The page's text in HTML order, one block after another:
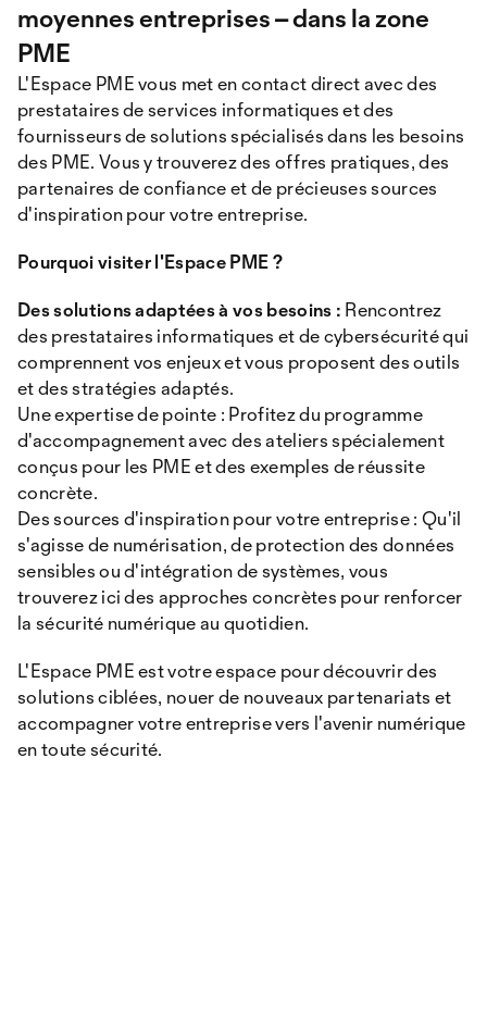
moyennes entreprises – dans la zone
PME
L'Espace PME vous met en contact direct avec des
prestataires de services informatiques et des
fournisseurs de solutions spécialisés dans les besoins
des PME. Vous y trouverez des offres pratiques, des
partenaires de confiance et de précieuses sources
d'inspiration pour votre entreprise.
Pourquoi visiter l'Espace PME ?
Des solutions adaptées à vos besoins : Rencontrez
des prestataires informatiques et de cybersécurité qui
comprennent vos enjeux et vous proposent des outils
et des stratégies adaptés.
Une expertise de pointe : Profitez du programme
d'accompagnement avec des ateliers spécialement
conçus pour les PME et des exemples de réussite
concrète.
Des sources d'inspiration pour votre entreprise : Qu'il
s'agisse de numérisation, de protection des données
sensibles ou d'intégration de systèmes, vous
trouverez ici des approches concrètes pour renforcer
la sécurité numérique au quotidien.
L'Espace PME est votre espace pour découvrir des
solutions ciblées, nouer de nouveaux partenariats et
accompagner votre entreprise vers l'avenir numérique
en toute sécurité.